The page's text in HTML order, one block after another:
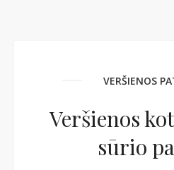
VERŠIENOS
Veršienos
sūrio